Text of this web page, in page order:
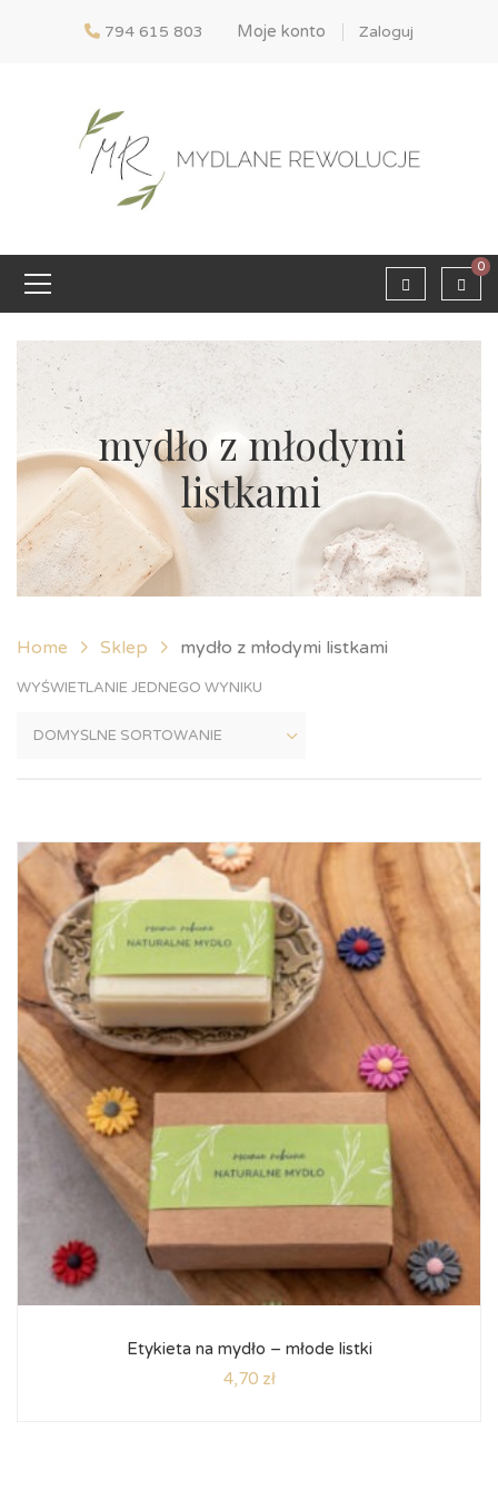
794 615 803 Moje konto Zaloguj
0
mydło z młodymi
listkami
Home Sklep mydło z młodymi listkami
WYŚWIETLANIE JEDNEGO WYNIKU
Etykieta na mydło – młode listki
4,70 zł